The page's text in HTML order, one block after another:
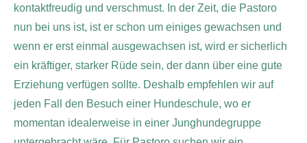
kontaktfreudig und verschmust. In der Zeit, die Pastoro
nun bei uns ist, ist er schon um einiges gewachsen und
wenn er erst einmal ausgewachsen ist, wird er sicherlich
ein kräftiger, starker Rüde sein, der dann über eine gute
Erziehung verfügen sollte. Deshalb empfehlen wir auf
jeden Fall den Besuch einer Hundeschule, wo er
momentan idealerweise in einer Junghundegruppe